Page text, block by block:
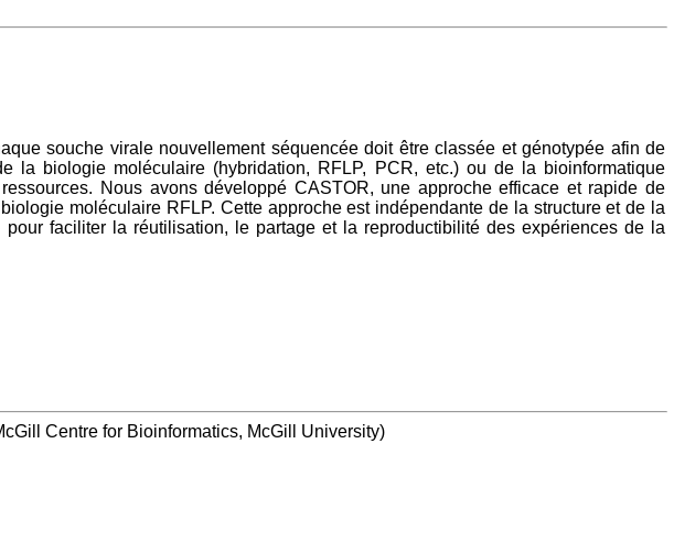
souche virale nouvellement séquencée doit être classée et génotypée afin de
la biologie moléculaire (hybridation, RFLP, PCR, etc.) ou de la bioinformatique
Nous avons développé CASTOR, une approche efficace et rapide de
moléculaire RFLP. Cette approche est indépendante de la structure et de la
faciliter la réutilisation, le partage et la reproductibilité des expériences de la
Centre for Bioinformatics, McGill University)